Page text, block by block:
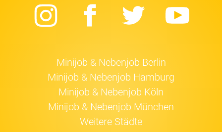
Instagram
Facebook
Twitter
Minijob & Nebenjob Berlin
Minijob & Nebenjob Hamburg
Minijob & Nebenjob Köln
Minijob & Nebenjob München
Weitere Städte